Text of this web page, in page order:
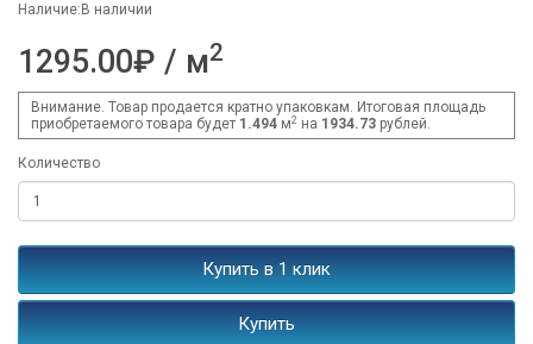
Наличие:В наличии
1295.00₽ / м2
Внимание. Товар продается кратно упаковкам. Итоговая площадь
приобретаемого товара будет 1.494 м2 на 1934.73 рублей.
Количество
Купить в 1 клик
Купить